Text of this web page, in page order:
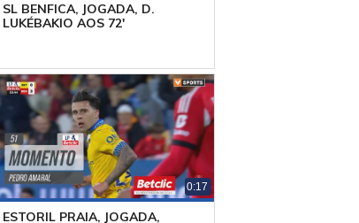
SL BENFICA, JOGADA, D.
LUKÉBAKIO AOS 72'
0:17
ESTORIL PRAIA, JOGADA,